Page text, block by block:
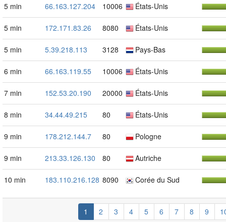
5 min 66.163.127.204 10006 États-Unis
5 min 172.171.83.26 8080 États-Unis
5 min 5.39.218.113 3128 Pays-Bas
6 min 66.163.119.55 10006 États-Unis
7 min 152.53.20.190 20000 États-Unis
8 min 34.44.49.215 80 États-Unis
9 min 178.212.144.7 80 Pologne
9 min 213.33.126.130 80 Autriche
10 min 183.110.216.128 8090 Corée du Sud
1 2 3 4 5 6 7 8 9